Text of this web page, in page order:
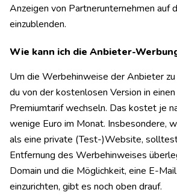
Anzeigen von Partnerunternehmen auf
einzublenden.
Wie kann ich die Anbieter-
Um die Werbehinweise der Anbieter
du von der kostenlosen Version in
Premiumtarif wechseln. Das kostet je
wenige Euro im Monat. Insbesondere,
als eine private (Test-)Website,
Entfernung des Werbehinweises
Domain und die Möglichkeit, eine E-
einzurichten, gibt es noch oben drauf.